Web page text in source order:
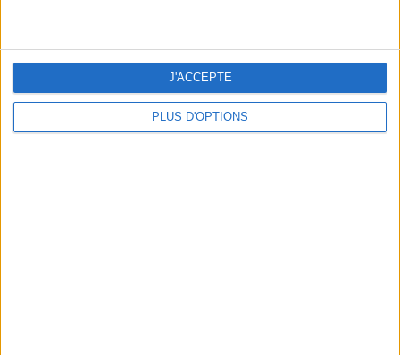
PLUS D'OPTIONS
J'ACCEPTE